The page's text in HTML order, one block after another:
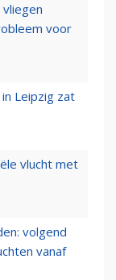
voor
Leipzig zat
vlucht met
volgend
vanaf